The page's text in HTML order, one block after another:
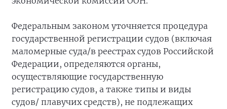
Федеральным законом уточняется процедура
государственной регистрации судов (включая
маломерные суда/в реестрах судов Российской
Федерации, определяются органы,
осуществляющие государственную
регистрацию судов, а также типы и виды
судов/ плавучих средств), не подлежащих